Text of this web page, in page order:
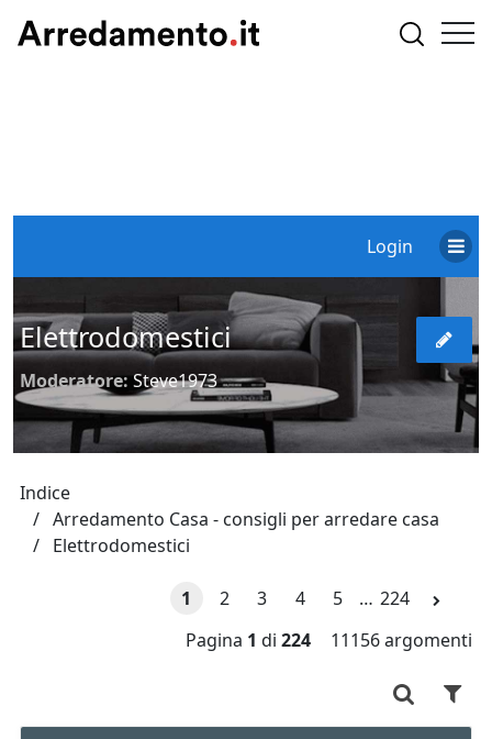
Login
Elettrodomestici
Moderatore:Steve1973
Indice
Arredamento Casa - consigli per arredare casa
Elettrodomestici
1 2 3 4 5 … 224
Pagina 1 di 224 11156 argomenti